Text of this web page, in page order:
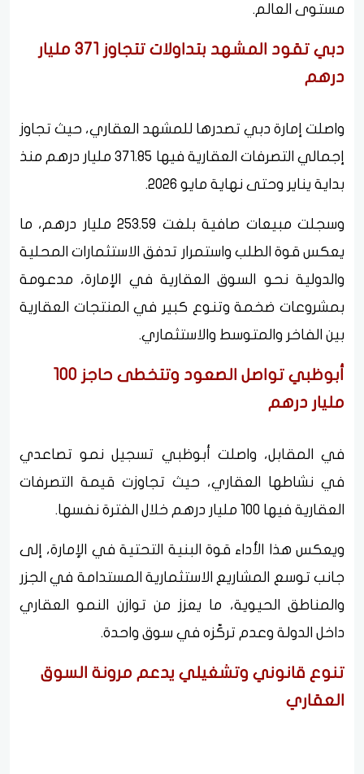
مستوى العالم.
دبي تقود المشهد بتداولات تتجاوز 371 مليار
درهم
واصلت إمارة دبي تصدرها للمشهد العقاري، حيث تجاوز
إجمالي التصرفات العقارية فيها 371.85 مليار درهم منذ
بداية يناير وحتى نهاية مايو 2026.
وسجلت مبيعات صافية بلغت 253.59 مليار درهم، ما
يعكس قوة الطلب واستمرار تدفق الاستثمارات المحلية
والدولية نحو السوق العقارية في الإمارة، مدعومة
بمشروعات ضخمة وتنوع كبير في المنتجات العقارية
بين الفاخر والمتوسط والاستثماري.
أبوظبي تواصل الصعود وتتخطى حاجز 100
مليار درهم
في المقابل، واصلت أبوظبي تسجيل نمو تصاعدي
في نشاطها العقاري، حيث تجاوزت قيمة التصرفات
العقارية فيها 100 مليار درهم خلال الفترة نفسها.
ويعكس هذا الأداء قوة البنية التحتية في الإمارة، إلى
جانب توسع المشاريع الاستثمارية المستدامة في الجزر
والمناطق الحيوية، ما يعزز من توازن النمو العقاري
داخل الدولة وعدم تركّزه في سوق واحدة.
تنوع قانوني وتشغيلي يدعم مرونة السوق
العقاري